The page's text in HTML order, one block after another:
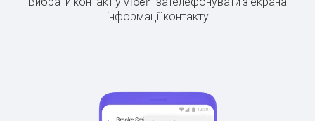
інформації контакту